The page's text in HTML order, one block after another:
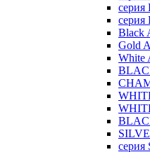
серия
серия
Black
Gold
White